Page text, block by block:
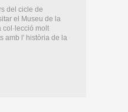
del cicle de
el Museu de la
molt
amb l' història de la